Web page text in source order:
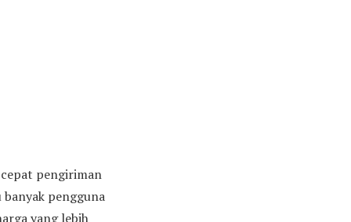
pengiriman
pengguna
yang lebih